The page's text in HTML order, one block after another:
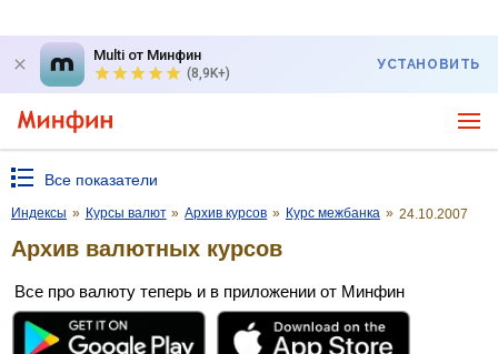
Multi от Минфин
(8,9K+)
УСТАНОВИТЬ
Все показатели
Индексы » Курсы валют » Архив курсов » Курс межбанка » 24.10.2007
Архив валютных курсов
Все про валюту теперь и в приложении от Минфин